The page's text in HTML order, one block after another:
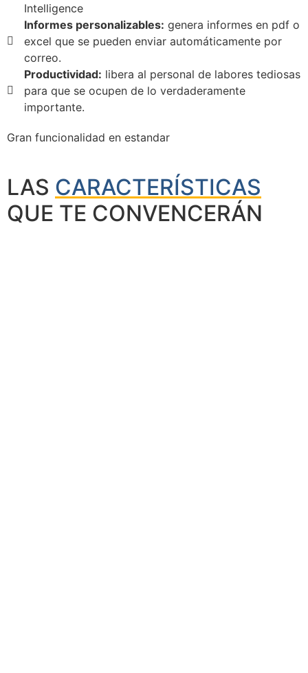
Intelligence
Informes personalizables: genera informes en pdf o
excel que se pueden enviar automáticamente por
correo.
Productividad: libera al personal de labores tediosas
para que se ocupen de lo verdaderamente
importante.
Gran funcionalidad en estandar
LAS CARACTERÍSTICAS
QUE TE CONVENCERÁN